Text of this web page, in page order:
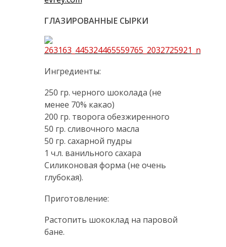
ГЛАЗИРОВАННЫЕ СЫРКИ
Ингредиенты:
250 гр. черного шоколада (не
менее 70% какао)
200 гр. творога обезжиренного
50 гр. сливочного масла
50 гр. сахарной пудры
1 ч.л. ванильного сахара
Силиконовая форма (не очень
глубокая).
Приготовление:
Растопить шококлад на паровой
бане.